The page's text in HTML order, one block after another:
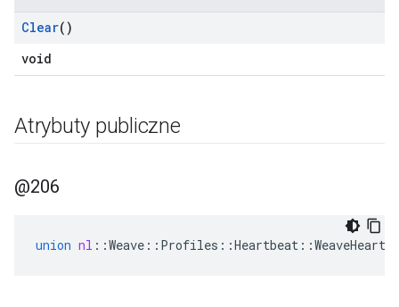
Clear()
void
Atrybuty publiczne
@206
union nl ::Weave :: Profiles ::Heartbeat ::